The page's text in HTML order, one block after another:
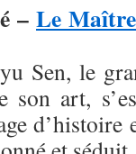
– Le
Sen, le
son art,